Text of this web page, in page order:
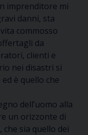
imprenditore mi
danni, sta
commosso
da
clienti e
nei disastri si
ed è quello che
dell’uomo alla
un orizzonte di
sia quello dei